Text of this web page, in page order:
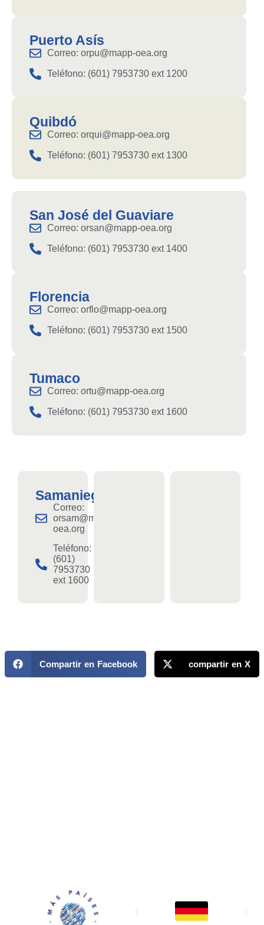
Puerto Asís
Correo: orpu@mapp-oea.org
Teléfono: (601) 7953730 ext 1200
Quibdó
Correo: orqui@mapp-oea.org
Teléfono: (601) 7953730 ext 1300
San José del Guaviare
Correo: orsan@mapp-oea.org
Teléfono: (601) 7953730 ext 1400
Florencia
Correo: orflo@mapp-oea.org
Teléfono: (601) 7953730 ext 1500
Tumaco
Correo: ortu@mapp-oea.org
Teléfono: (601) 7953730 ext 1600
Samaniego
Correo:
orsam@mapp-
oea.org
Teléfono:
(601)
7953730
ext 1600
Compartir en Facebook compartir en X